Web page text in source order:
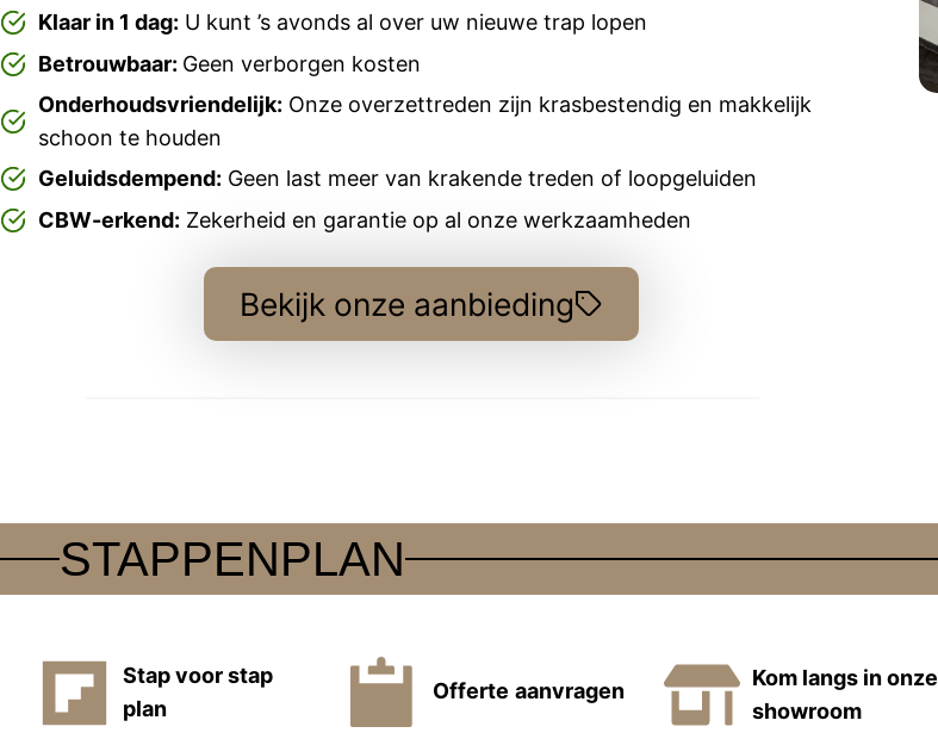
Klaar in 1 dag: U kunt ’s avonds al over uw nieuwe trap lopen
Betrouwbaar: Geen verborgen kosten
Onderhoudsvriendelijk: Onze overzettreden zijn krasbestendig en makkelijk
schoon te houden
Geluidsdempend: Geen last meer van krakende treden of loopgeluiden
CBW-erkend: Zekerheid en garantie op al onze werkzaamheden
Bekijk onze aanbieding
STAPPENPLAN
Stap voor stap
plan
Offerte aanvragen
Kom langs in onze
showroom